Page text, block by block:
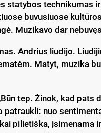
statybos technikumas
buvusiuose
Muzikavo dar
Andrius liudijo.
Matyt, muzika
tep. Žinok, kad pats
patraukli: nuo
pilietiška, įsimenama